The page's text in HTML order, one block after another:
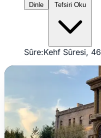
Dinle
Sûre:Kehf Sûresi, 46